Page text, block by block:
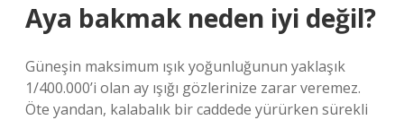
Aya bakmak neden iyi değil?
Güneşin maksimum ışık yoğunluğunun yaklaşık
1/400.000’i olan ay ışığı gözlerinize zarar veremez.
Öte yandan, kalabalık bir caddede yürürken sürekli